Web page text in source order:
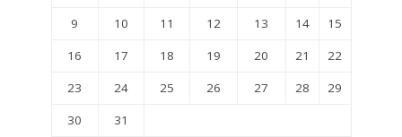
9
10 11 12 13 14
15
16
17 18 19 20 21
22
23
24 25 26 27 28
29
30
31